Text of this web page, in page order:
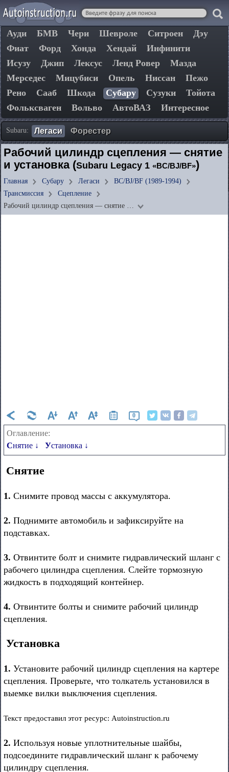
Ауди БМВ Чери Шевроле Ситроен
Дэу
Фиат
Форд Хонда Хендай
Инфинити
Исузу
Джип Лексус Ленд Ровер
Мазда
Мерседес
Мицубиси Опель Ниссан
Пежо
Рено
Сааб Шкода Субару Сузуки
Тойота
Фольксваген
Вольво АвтоВАЗ Интересное
Subaru: Легаси Форестер
Рабочий цилиндр сцепления — снятие
и установка (Subaru Legacy 1 «BC/BJ/BF»)
Главная Субару Легаси
BC/BJ/BF (1989-1994)
Трансмиссия
Сцепление
Рабочий цилиндр сцепления — снятие …
0
Оглавление:
Снятие ↓
Установка ↓
Снятие
1. Снимите провод массы с аккумулятора.
2. Поднимите автомобиль и зафиксируйте на
подставках.
3. Отвинтите болт и снимите гидравлический шланг с
рабочего цилиндра сцепления. Слейте тормозную
жидкость в подходящий контейнер.
4. Отвинтите болты и снимите рабочий цилиндр
сцепления.
Установка
1. Установите рабочий цилиндр сцепления на картере
сцепления. Проверьте, что толкатель установился в
выемке вилки выключения сцепления.
Текст предоставил этот ресурс: Autoinstruction.ru
2. Используя новые уплотнительные шайбы,
подсоедините гидравлический шланг к рабочему
цилиндру сцепления.